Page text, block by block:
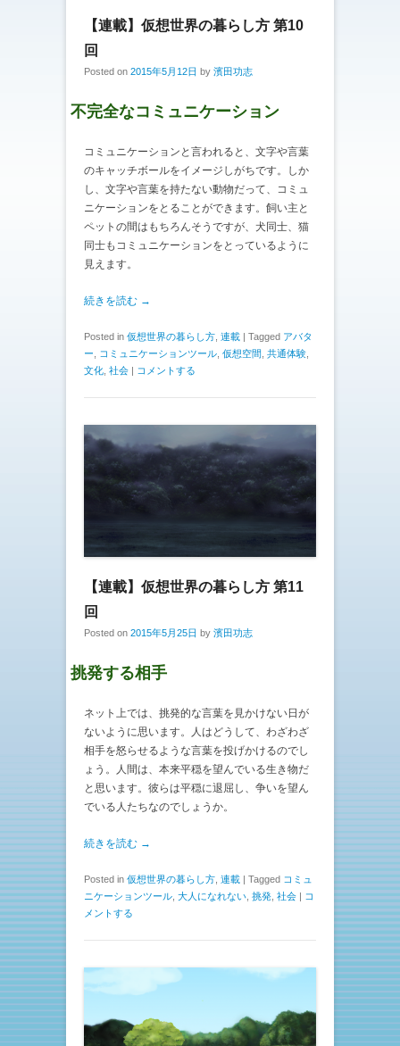
【連載】仮想世界の暮らし方 第10
回
Posted on 2015年5月12日 by 濱田功志
不完全なコミュニケーション
コミュニケーションと言われると、文字や言葉
のキャッチボールをイメージしがちです。しか
し、文字や言葉を持たない動物だって、コミュ
ニケーションをとることができます。飼い主と
ペットの間はもちろんそうですが、犬同士、猫
同士もコミュニケーションをとっているように
見えます。
続きを読む →
Posted in 仮想世界の暮らし方 連載 Tagged アバタ
ー
コミュニケーションツール 仮想空間 共通体験
文化 社会 コメントする
【連載】仮想世界の暮らし方 第11
回
Posted on 2015年5月25日 by 濱田功志
挑発する相手
ネット上では、挑発的な言葉を見かけない日が
ないように思います。人はどうして、わざわざ
相手を怒らせるような言葉を投げかけるのでし
ょう。人間は、本来平穏を望んでいる生き物だ
と思います。彼らは平穏に退屈し、争いを望ん
でいる人たちなのでしょうか。
続きを読む →
Posted in 仮想世界の暮らし方 連載 | Tagged コミュ
ニケーションツール 大人になれない 挑発 社会 | コ
メントする